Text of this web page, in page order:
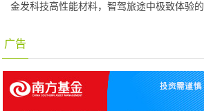
金发科技高性能材料，智驾旅途中极致体验的
广告